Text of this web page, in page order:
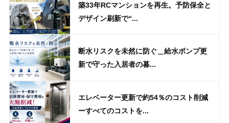
築33年RCマンションを再生。予防保全と
デザイン刷新で“...
断水リスクを未然に防ぐ＿給水ポンプ更
新で守った入居者の暮...
エレベーター更新で約54％のコスト削減
ーすべてのコストを...